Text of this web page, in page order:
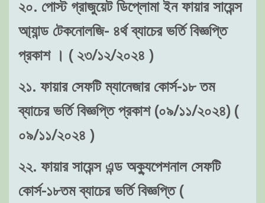
২০. পোস্ট গ্রাজুয়েট ডিপ্লোমা ইন ফায়ার সায়েন্স
আ্যান্ড টেকনোলজি- ৪র্থ ব্যাচের ভর্তি বিজ্ঞপ্তি
প্রকাশ । ( ২৩/১২/২০২৪ )
২১. ফায়ার সেফটি ম্যানেজার কোর্স-১৮ তম
ব্যাচের ভর্তি বিজ্ঞপ্তি প্রকাশ (০৯/১১/২০২৪) (
০৯/১১/২০২৪ )
২২. ফায়ার সায়েন্স এন্ড অক্যুপেশনাল সেফটি
কোর্স-১৮তম ব্যাচের ভর্তি বিজ্ঞপ্তি (